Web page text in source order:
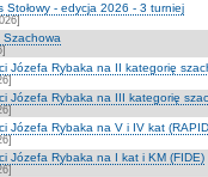
Stołowy - edycja 2026 - 3 turniej
Szachowa
Józefa Rybaka na II kategorię
Józefa Rybaka na III kategorię
Józefa Rybaka na V i IV kat
Józefa Rybaka na I kat i KM (FIDE)